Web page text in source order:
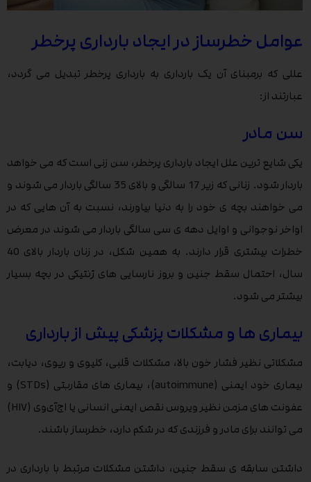
عوامل خطرساز در ایجاد بارداری پرخطر
عللی که برمبنای آن یک بارداری به بارداری پرخطر تبدیل می گردد،
عبارتند از:
سن مادر
یکی شایع ترین علل ایجاد بارداری پرخطر، سن زنی است که می خواهد
باردار شود. زنانی که زیر 17 سالگی و بالای 35 سالگی باردار می شوند و
می خواهند بچه ی خود را به دنیا بیاورند، نسبت به آن هایی که در
اواخر نوجوانی و اوایل دهه ی سی سالگی باردار می شوند در معرض
خطرات بیشتری قرار دارند. به همین شکل، در زنان باردار بالای 40
سال، احتمال سقط جنین و بروز نارسایی های ژنتیکی در بچه بسیار
بیشتر می شود.
بیماری ها و مشکلات پزشکی پیش از بارداری
مشکلاتی نظیر فشار خون بالا، مشکلات قلبی، کلیوی و ریوی، دیابت،
بیماری خود ایمنی (autoimmune)، بیماری های مقاربتی (STDs) و
عفونت های مزمن نظیر ویروس نقص ایمنی انسانی یا اچ‌آی‌وی (HIV)
می توانند برای مادر و فرزندی که در شکم دارد، خطرساز باشند.
داشتن سابقه ی سقط جنین، داشتن مشکلات مرتبط با بارداری در